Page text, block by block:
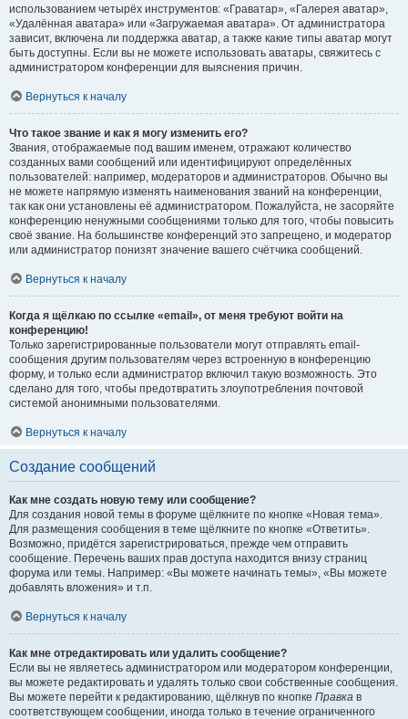
использованием четырёх инструментов: «Граватар», «Галерея аватар»,
«Удалённая аватара» или «Загружаемая аватара». От администратора
зависит, включена ли поддержка аватар, а также какие типы аватар могут
быть доступны. Если вы не можете использовать аватары, свяжитесь с
администратором конференции для выяснения причин.
Вернуться к началу
Что такое звание и как я могу изменить его?
Звания, отображаемые под вашим именем, отражают количество
созданных вами сообщений или идентифицируют определённых
пользователей: например, модераторов и администраторов. Обычно вы
не можете напрямую изменять наименования званий на конференции,
так как они установлены её администратором. Пожалуйста, не засоряйте
конференцию ненужными сообщениями только для того, чтобы повысить
своё звание. На большинстве конференций это запрещено, и модератор
или администратор понизят значение вашего счётчика сообщений.
Вернуться к началу
Когда я щёлкаю по ссылке «email», от меня требуют войти на
конференцию!
Только зарегистрированные пользователи могут отправлять email-
сообщения другим пользователям через встроенную в конференцию
форму, и только если администратор включил такую возможность. Это
сделано для того, чтобы предотвратить злоупотребления почтовой
системой анонимными пользователями.
Вернуться к началу
Создание сообщений
Как мне создать новую тему или сообщение?
Для создания новой темы в форуме щёлкните по кнопке «Новая тема».
Для размещения сообщения в теме щёлкните по кнопке «Ответить».
Возможно, придётся зарегистрироваться, прежде чем отправить
сообщение. Перечень ваших прав доступа находится внизу страниц
форума или темы. Например: «Вы можете начинать темы», «Вы можете
добавлять вложения» и т.п.
Вернуться к началу
Как мне отредактировать или удалить сообщение?
Если вы не являетесь администратором или модератором конференции,
вы можете редактировать и удалять только свои собственные сообщения.
Вы можете перейти к редактированию, щёлкнув по кнопке Правка в
соответствующем сообщении, иногда только в течение ограниченного